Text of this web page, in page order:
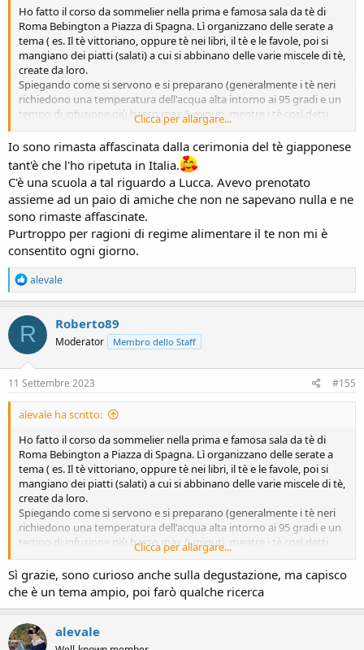
Ho fatto il corso da sommelier nella prima e famosa sala da tè di
Roma Bebington a Piazza di Spagna. Lì organizzano delle serate a
tema ( es. Il tè vittoriano, oppure tè nei libri, il tè e le favole, poi si
mangiano dei piatti (salati) a cui si abbinano delle varie miscele di tè,
create da loro.
Spiegando come si servono e si preparano (generalmente i tè neri
richiedono una temperatura dell'acqua alta intorno ai 95 gradi e un
tempo di infusione più basso max 5 minuti, mentre i tè così detti
meditativi, quelli bianchi ad esempio, temperatura dell'acqua
intorno ai 45 gradi e un tempo di infusione più lungo intorno ai 10
minuti) detto molto semplicemente in realtà c'è un mondo ... ma
non vorrei tediare
Spero di aver soddisfatto la tua curiosità
Clicca per allargare...
Io sono rimasta affascinata dalla cerimonia del tè giapponese
tant'è che l'ho ripetuta in Italia.
C'è una scuola a tal riguardo a Lucca. Avevo prenotato
assieme ad un paio di amiche che non ne sapevano nulla e ne
sono rimaste affascinate.
Purtroppo per ragioni di regime alimentare il te non mi è
consentito ogni giorno.
R
e
a
c
t
i
o
n
s
alevale
R Roberto89
Moderator Membro dello Staff
11 Settembre 2023 #155
alevale ha scritto:
Ho fatto il corso da sommelier nella prima e famosa sala da tè di
Roma Bebington a Piazza di Spagna. Lì organizzano delle serate a
tema ( es. Il tè vittoriano, oppure tè nei libri, il tè e le favole, poi si
mangiano dei piatti (salati) a cui si abbinano delle varie miscele di tè,
create da loro.
Spiegando come si servono e si preparano (generalmente i tè neri
richiedono una temperatura dell'acqua alta intorno ai 95 gradi e un
tempo di infusione più basso max 5 minuti, mentre i tè così detti
meditativi, quelli bianchi ad esempio, temperatura dell'acqua
intorno ai 45 gradi e un tempo di infusione più lungo intorno ai 10
minuti) detto molto semplicemente in realtà c'è un mondo ... ma
non vorrei tediare
Clicca per allargare...
Sì grazie, sono curioso anche sulla degustazione, ma capisco
che è un tema ampio, poi farò qualche ricerca
alevale